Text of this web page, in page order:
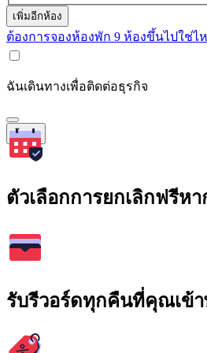
เพิ่มอีกห้อง
ต้องการจองห้องพัก 9 ห้องขึ้นไปใช่ไ
ฉันเดินทางเพื่อติดต่อธุรกิจ
ค้นหา
ตัวเลือกการยกเลิกฟรีห
รับรีวอร์ดทุกคืนที่คุณเข้